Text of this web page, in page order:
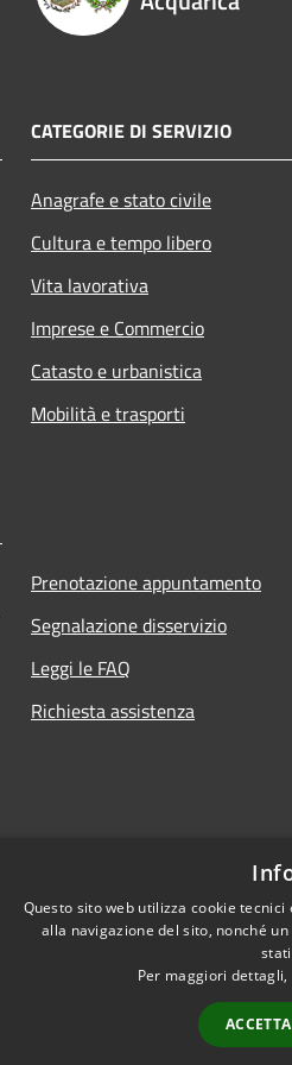
CATEGORIE DI SERVIZIO
Anagrafe e stato civile
Cultura e tempo libero
Vita lavorativa
Imprese e Commercio
Catasto e urbanistica
Mobilità e trasporti
Prenotazione appuntamento
Segnalazione disservizio
Leggi le FAQ
Richiesta assistenza
Questo sito web utilizza cookie
alla navigazione del sito, nonché
Per maggiori